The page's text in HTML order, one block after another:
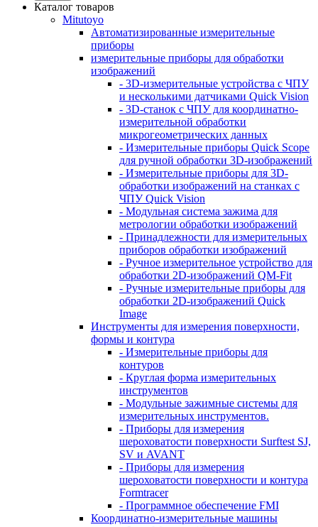
Каталог товаров
Mitutoyo
Автоматизированные измерительные
приборы
измерительные приборы для обработки
изображений
- 3D-измерительные устройства с ЧПУ
и несколькими датчиками Quick Vision
- 3D-станок с ЧПУ для координатно-
измерительной обработки
микрогеометрических данных
- Измерительные приборы Quick Scope
для ручной обработки 3D-изображений
- Измерительные приборы для 3D-
обработки изображений на станках с
ЧПУ Quick Vision
- Модульная система зажима для
метрологии обработки изображений
- Принадлежности для измерительных
приборов обработки изображений
- Ручное измерительное устройство для
обработки 2D-изображений QM-Fit
- Ручные измерительные приборы для
обработки 2D-изображений Quick
Image
Инструменты для измерения поверхности,
формы и контура
- Измерительные приборы для
контуров
- Круглая форма измерительных
инструментов
- Модульные зажимные системы для
измерительных инструментов.
- Приборы для измерения
шероховатости поверхности Surftest SJ,
SV и AVANT
- Приборы для измерения
шероховатости поверхности и контура
Formtracer
- Программное обеспечение FMI
Координатно-измерительные машины